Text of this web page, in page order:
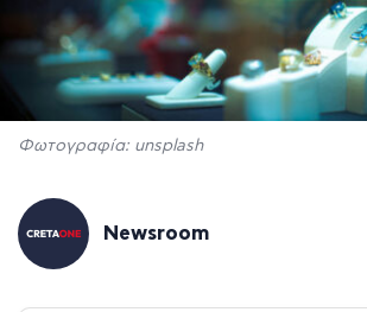
Φωτογραφία: unsplash
Newsroom